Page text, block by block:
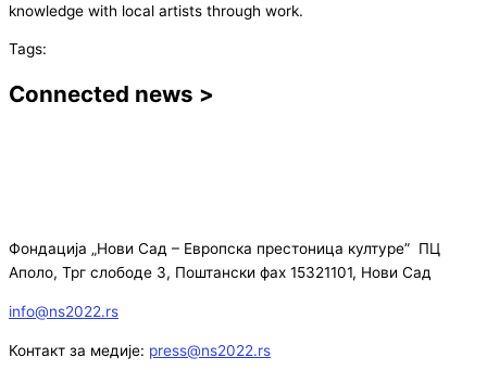
knowledge with local artists through work.
Tags:
Connected news >
Фондација „Нови Сад – Европска престоница културе” ПЦ
Аполо, Трг слободе 3, Поштански фах 15321101, Нови Сад
info@ns2022.rs
Контакт за медије: press@ns2022.rs